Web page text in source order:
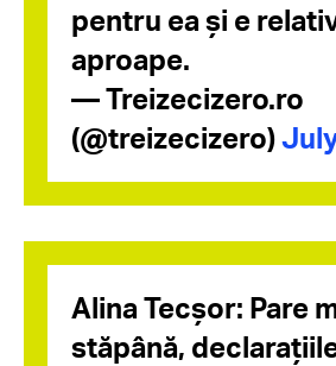
pentru ea și e
aproape.
— Treizecizero.ro
(@treizecizero)
Alina Tecșor: Pare
stăpână,